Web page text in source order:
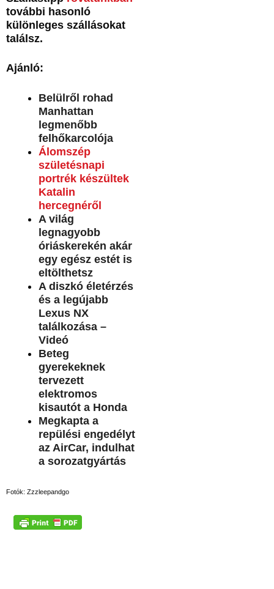
további hasonló
különleges szállásokat
találsz.
Ajánló:
Belülről rohad
Manhattan
legmenőbb
felhőkarcolója
Álomszép
születésnapi
portrék készültek
Katalin
hercegnéről
A világ
legnagyobb
óriáskerekén akár
egy egész estét is
eltölthetsz
A diszkó életérzés
és a legújabb
Lexus NX
találkozása –
Videó
Beteg
gyerekeknek
tervezett
elektromos
kisautót a Honda
Megkapta a
repülési engedélyt
az AirCar, indulhat
a sorozatgyártás
Fotók: Zzzleepandgo